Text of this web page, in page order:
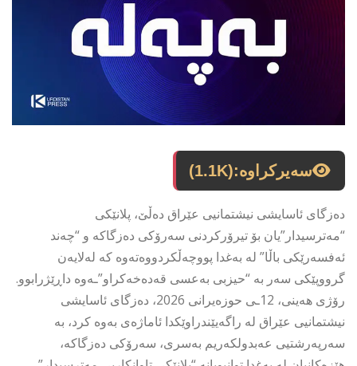
سەیرکراوە:(1.1K)
دەزگای ئاسایشی نیشتمانیی عێراق دەڵێ، پلانێکی
“مەترسیدار”یان بۆ تیرۆرکردنی سەرۆکی دەزگاکە و “چەند
ئەفسەرێکی باڵا” لە بەغدا پووچەڵکردووەتەوە کە لەلایەن
گرووپێکی سەر بە “حیزبی بەعسی قەدەخەکراو”ـەوە داڕێژرابوو.
رۆژی هەینی، 12ـی حوزەیرانی 2026، دەزگای ئاسایشی
نیشتمانیی عێراق لە راگەیێندراوێکدا ئاماژەی بەوە کرد، بە
سەرپەرشتیی عەبدولکەریم بەسری، سەرۆکی دەزگاکە،